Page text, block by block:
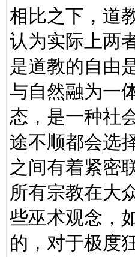
相比之下，道
认为实际上两
是道教的自由
与自然融为一
态，是一种社
途不顺都会选
之间有着紧密
所有宗教在大
些巫术观念，
的，对于极度